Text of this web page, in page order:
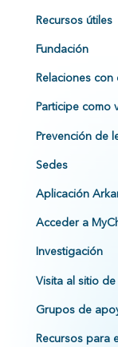
Recursos útiles
Fundación
Relaciones
Participe como
Prevención de
Sedes
Aplicación
Acceder a
Investigación
Visita al sitio
Grupos de
Recursos para